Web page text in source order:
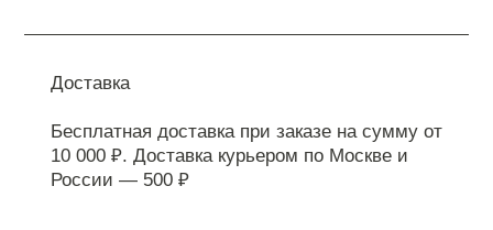
Доставка
Бесплатная доставка при заказе на сумму от
10 000 ₽. Доставка курьером по Москве и
России — 500 ₽